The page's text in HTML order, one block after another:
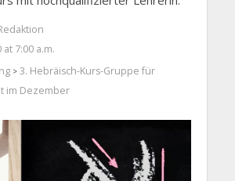
at 7:00 a.m.
> 3. Hebräisch-Kurs-Gruppe für
im Dezember